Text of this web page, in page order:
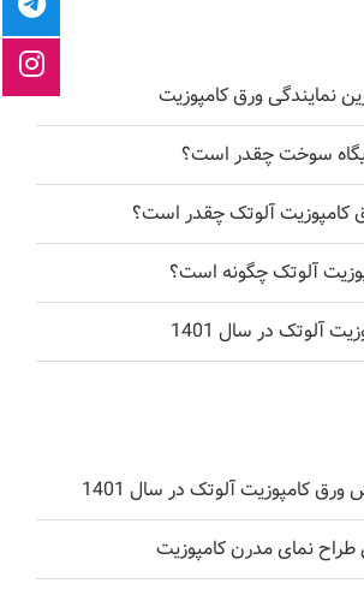
نمایندگی ورق کامپوزیت
سوخت چقدر است؟
آلوتک چقدر است؟
آلوتک چگونه است؟
آلوتک در سال 1401
کامپوزیت آلوتک در سال 1401
طراح نمای مدرن کامپوزیت